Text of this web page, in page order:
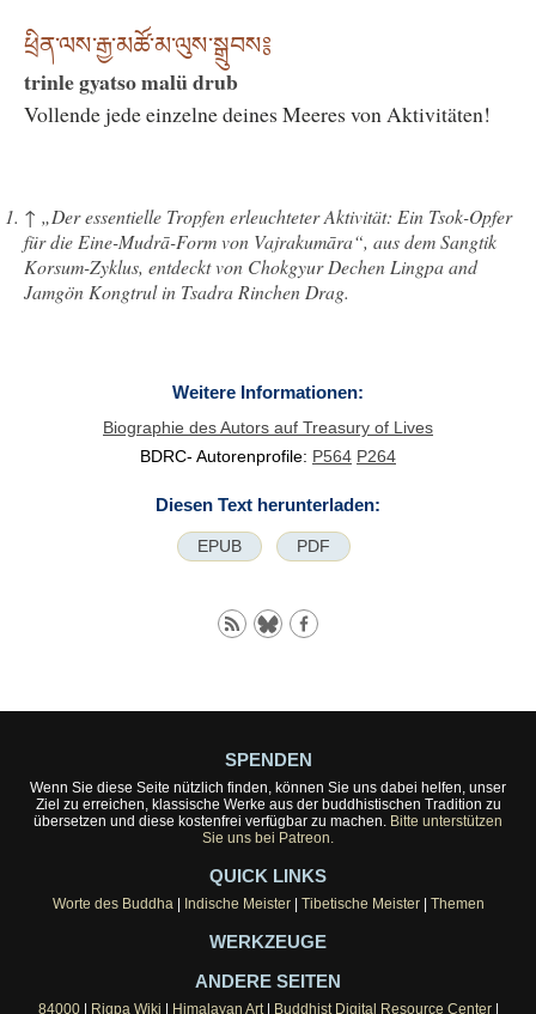
ཕྲིན་ལས་རྒྱ་མཚོ་མ་ལུས་སྒྲུབས༔
trinle gyatso malü drub
Vollende jede einzelne deines Meeres von Aktivitäten!
↑ „Der essentielle Tropfen erleuchteter Aktivität: Ein Tsok-Opfer
für die Eine-Mudrā-Form von Vajrakumāra“, aus demSangtik
Korsum-Zyklus, entdeckt von Chokgyur Dechen Lingpa and
Jamgön Kongtrul in Tsadra Rinchen Drag.
Weitere Informationen:
Biographie des Autors auf Treasury of Lives
BDRC- Autorenprofile: P564 P264
Diesen Text herunterladen:
EPUB PDF
SPENDEN
Wenn Sie diese Seite nützlich finden, können Sie uns dabei helfen, unser
Ziel zu erreichen, klassische Werke aus der buddhistischen Tradition zu
übersetzen und diese kostenfrei verfügbar zu machen. Bitte unterstützen
Sie uns bei Patreon.
QUICK LINKS
Worte des Buddha| Indische Meister| Tibetische Meister| Themen
WERKZEUGE
ANDERE SEITEN
84000| Rigpa Wiki Himalayan Art| Buddhist Digital Resource Center|